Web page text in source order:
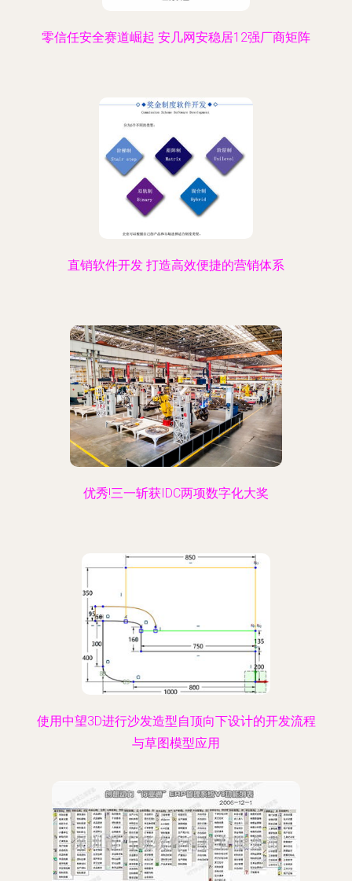
零信任安全赛道崛起 安几网安稳居12强厂商矩阵
直销软件开发 打造高效便捷的营销体系
优秀!三一斩获IDC两项数字化大奖
使用中望3D进行沙发造型自顶向下设计的开发流程
与草图模型应用